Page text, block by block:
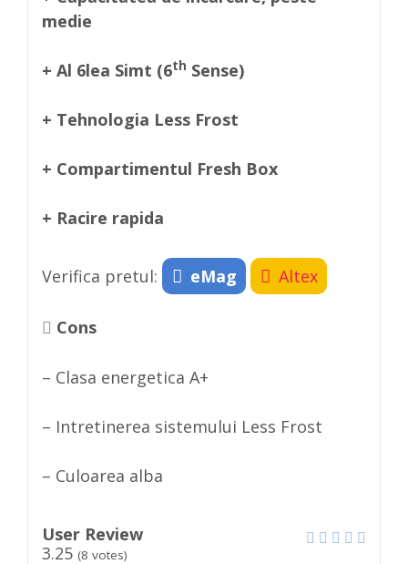
medie
+ Al 6lea Simt (6th Sense)
+ Tehnologia Less Frost
+ Compartimentul Fresh Box
+ Racire rapida
Verifica pretul: eMag Altex
Cons
– Clasa energetica A+
– Intretinerea sistemului Less Frost
– Culoarea alba
User Review
3.25 (8 votes)